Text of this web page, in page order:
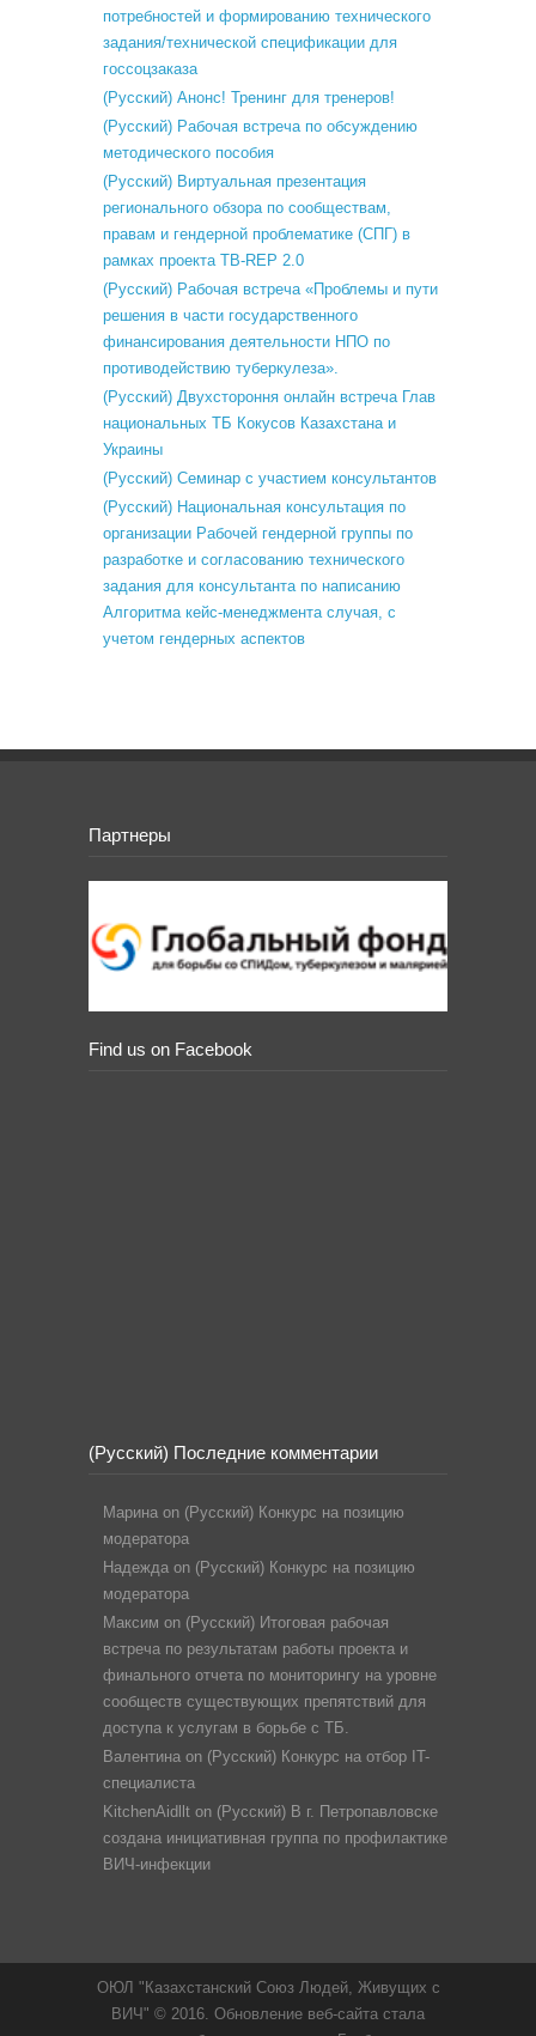
потребностей и формированию технического
задания/технической спецификации для
госсоцзаказа
(Русский) Анонс! Тренинг для тренеров!
(Русский) Рабочая встреча по обсуждению
методического пособия
(Русский) Виртуальная презентация
регионального обзора по сообществам,
правам и гендерной проблематике (СПГ) в
рамках проекта TB-REP 2.0
(Русский) Рабочая встреча «Проблемы и пути
решения в части государственного
финансирования деятельности НПО по
противодействию туберкулеза».
(Русский) Двухстороння онлайн встреча Глав
национальных ТБ Кокусов Казахстана и
Украины
(Русский) Семинар с участием консультантов
(Русский) Национальная консультация по
организации Рабочей гендерной группы по
разработке и согласованию технического
задания для консультанта по написанию
Алгоритма кейс-менеджмента случая, с
учетом гендерных аспектов
Партнеры
Find us on Facebook
(Русский) Последние комментарии
Марина on (Русский) Конкурс на позицию
модератора
Надежда on (Русский) Конкурс на позицию
модератора
Максим on (Русский) Итоговая рабочая
встреча по результатам работы проекта и
финального отчета по мониторингу на уровне
сообществ существующих препятствий для
доступа к услугам в борьбе с ТБ.
Валентина on (Русский) Конкурс на отбор IT-
специалиста
KitchenAidllt on (Русский) В г. Петропавловске
создана инициативная группа по профилактике
ВИЧ-инфекции
ОЮЛ "Казахстанский Союз Людей, Живущих с
ВИЧ" © 2016. Обновление веб-сайта стала